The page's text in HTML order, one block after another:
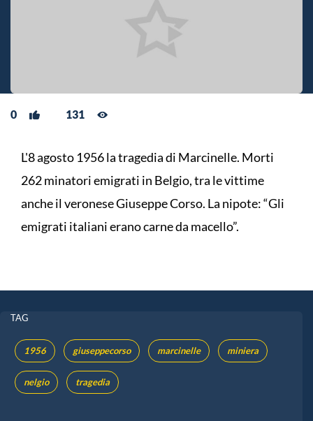
0 131
L'8 agosto 1956 la tragedia di Marcinelle. Morti
262 minatori emigrati in Belgio, tra le vittime
anche il veronese Giuseppe Corso. La nipote: “Gli
emigrati italiani erano carne da macello”.
TAG
1956 giuseppecorso marcinelle miniera
nelgio tragedia